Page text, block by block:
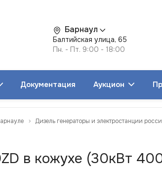
Барнаул
Балтийская улица, 65
Пн. - Пт. 9:00 - 18:00
Документация Аукцион
Дизель генераторы и электростанции
в кожухе (30кВт